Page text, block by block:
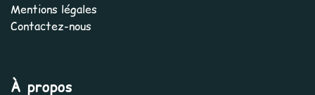
Mentions légales
Contactez-nous
À propos